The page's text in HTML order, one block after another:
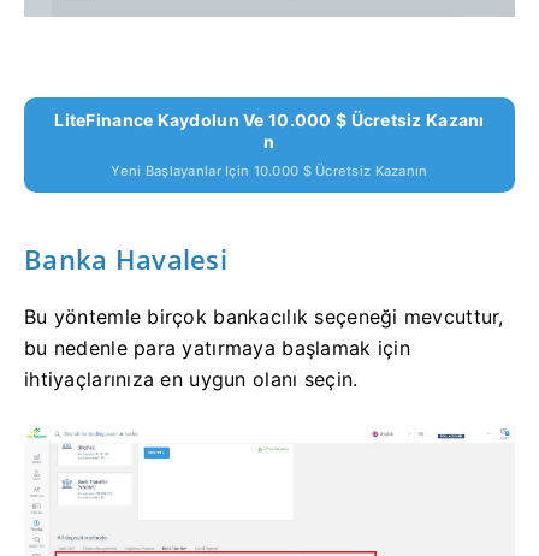
LiteFinance Kaydolun Ve 10.000 $ Ücretsiz Kazanı
N
Yeni Başlayanlar Için 10.000 $ Ücretsiz Kazanın
Banka Havalesi
Bu yöntemle birçok bankacılık seçeneği mevcuttur,
bu nedenle para yatırmaya başlamak için
ihtiyaçlarınıza en uygun olanı seçin.